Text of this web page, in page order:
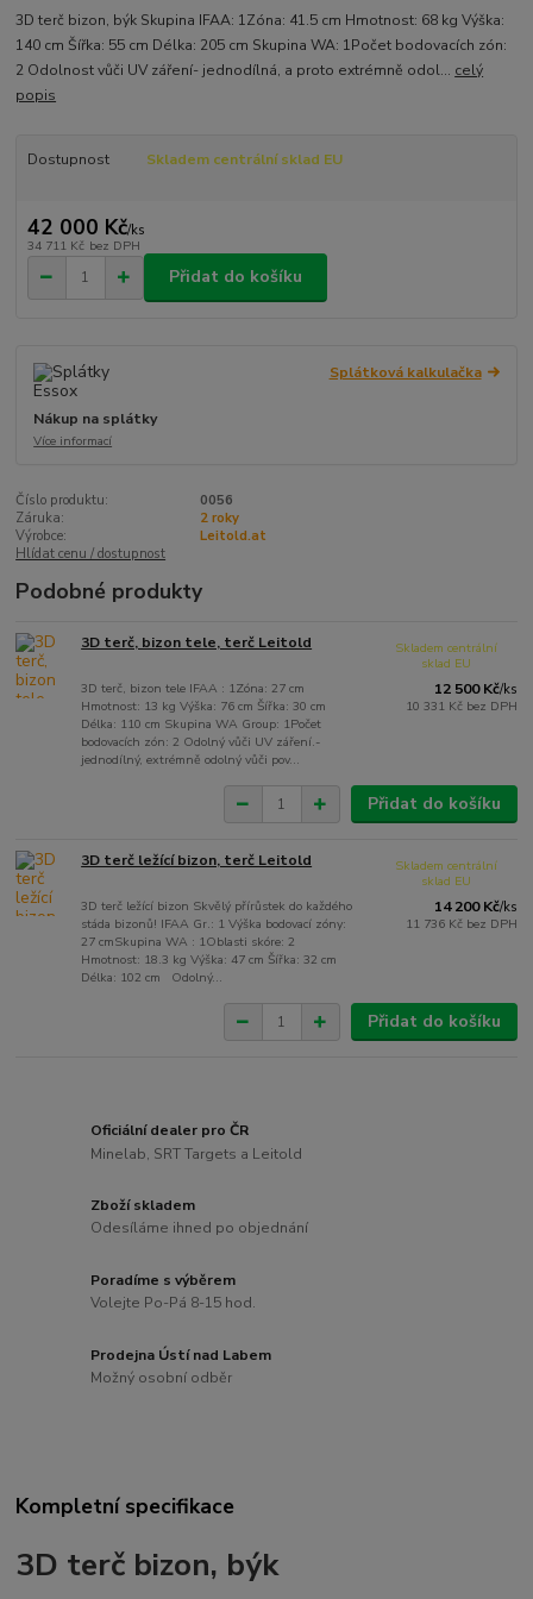
3D terč bizon, býk Skupina IFAA: 1Zóna: 41.5 cm Hmotnost: 68 kg Výška:
140 cm Šířka: 55 cm Délka: 205 cm Skupina WA: 1Počet bodovacích zón:
2 Odolnost vůči UV záření- jednodílná, a proto extrémně odol... celý
popis
Dostupnost Skladem centrální sklad EU
42 000 Kč/ks
34 711 Kč bez DPH
Přidat do košíku
Splátková kalkulačka
Nákup na splátky
Více informací
Číslo produktu:
0056
Záruka:
2 roky
Výrobce:
Leitold.at
Hlídat cenu / dostupnost
Podobné produkty
3D terč, bizon tele, terč Leitold
3D terč, bizon tele IFAA : 1Zóna: 27 cm
Hmotnost: 13 kg Výška: 76 cm Šířka: 30 cm
Délka: 110 cm Skupina WA Group: 1Počet
bodovacích zón: 2 Odolný vůči UV záření.-
jednodílný, extrémně odolný vůči pov...
12 500 Kč/ks
10 331 Kč bez DPH
Skladem centrální
sklad EU
Přidat do košíku
3D terč ležící bizon, terč Leitold
3D terč ležící bizon Skvělý přírůstek do každého
stáda bizonů! IFAA Gr.: 1 Výška bodovací zóny:
27 cmSkupina WA : 1Oblasti skóre: 2
Hmotnost: 18.3 kg Výška: 47 cm Šířka: 32 cm
Délka: 102 cm Odolný...
14 200 Kč/ks
11 736 Kč bez DPH
Skladem centrální
sklad EU
Přidat do košíku
Oficiální dealer pro ČR
Minelab, SRT Targets a Leitold
Zboží skladem
Odesíláme ihned po objednání
Poradíme s výběrem
Volejte Po-Pá 8-15 hod.
Prodejna Ústí nad Labem
Možný osobní odběr
Kompletní specifikace
3D terč bizon, býk